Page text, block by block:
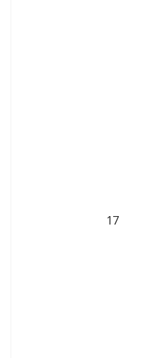
17